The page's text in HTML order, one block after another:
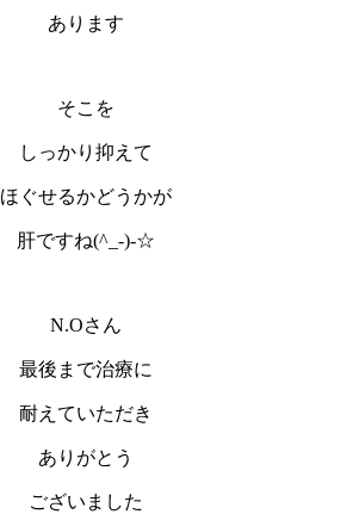
あります
そこを
しっかり抑えて
ほぐせるかどうかが
肝ですね(^_-)-☆
N.Oさん
最後まで治療に
耐えていただき
ありがとう
ございました